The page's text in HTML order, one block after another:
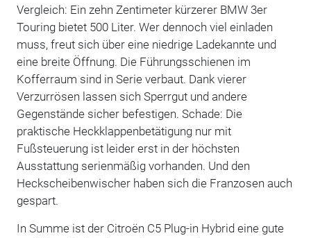
Vergleich: Ein zehn Zentimeter kürzerer BMW 3er
Touring bietet 500 Liter. Wer dennoch viel einladen
muss, freut sich über eine niedrige Ladekannte und
eine breite Öffnung. Die Führungsschienen im
Kofferraum sind in Serie verbaut. Dank vierer
Verzurrösen lassen sich Sperrgut und andere
Gegenstände sicher befestigen. Schade: Die
praktische Heckklappenbetätigung nur mit
Fußsteuerung ist leider erst in der höchsten
Ausstattung serienmäßig vorhanden. Und den
Heckscheibenwischer haben sich die Franzosen auch
gespart.
In Summe ist der Citroën C5 Plug-in Hybrid eine gute